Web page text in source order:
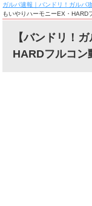
ガルパ速報｜バンドリ！ガルパ
もいやりハーモニーEX・HARD
【バンドリ！
HARDフルコン